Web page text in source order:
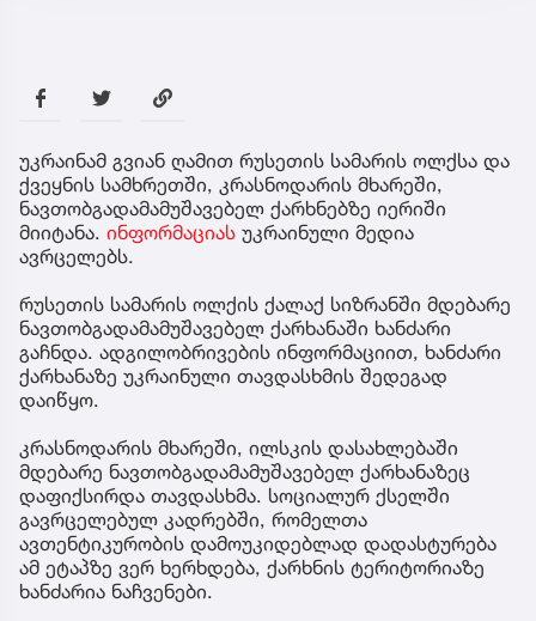
უკრაინამ გვიან ღამით რუსეთის სამარის ოლქსა და
ქვეყნის სამხრეთში, კრასნოდარის მხარეში,
ნავთობგადამამუშავებელ ქარხნებზე იერიში
მიიტანა. ინფორმაციას უკრაინული მედია
ავრცელებს.
რუსეთის სამარის ოლქის ქალაქ სიზრანში მდებარე
ნავთობგადამამუშავებელ ქარხანაში ხანძარი
გაჩნდა. ადგილობრივების ინფორმაციით, ხანძარი
ქარხანაზე უკრაინული თავდასხმის შედეგად
დაიწყო.
კრასნოდარის მხარეში, ილსკის დასახლებაში
მდებარე ნავთობგადამამუშავებელ ქარხანაზეც
დაფიქსირდა თავდასხმა. სოციალურ ქსელში
გავრცელებულ კადრებში, რომელთა
ავთენტიკურობის დამოუკიდებლად დადასტურება
ამ ეტაპზე ვერ ხერხდება, ქარხნის ტერიტორიაზე
ხანძარია ნაჩვენები.